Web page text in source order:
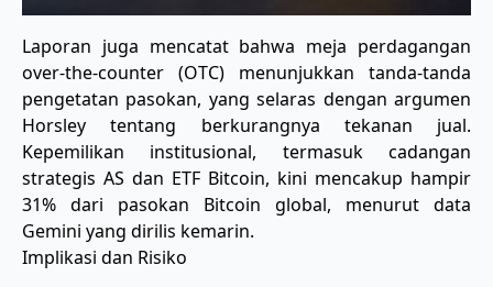
Laporan juga mencatat bahwa meja perdagangan
over-the-counter (OTC) menunjukkan tanda-tanda
pengetatan pasokan, yang selaras dengan argumen
Horsley tentang berkurangnya tekanan jual.
Kepemilikan institusional, termasuk cadangan
strategis AS dan ETF Bitcoin, kini mencakup hampir
31% dari pasokan Bitcoin global, menurut data
Gemini yang dirilis kemarin.
Implikasi dan Risiko